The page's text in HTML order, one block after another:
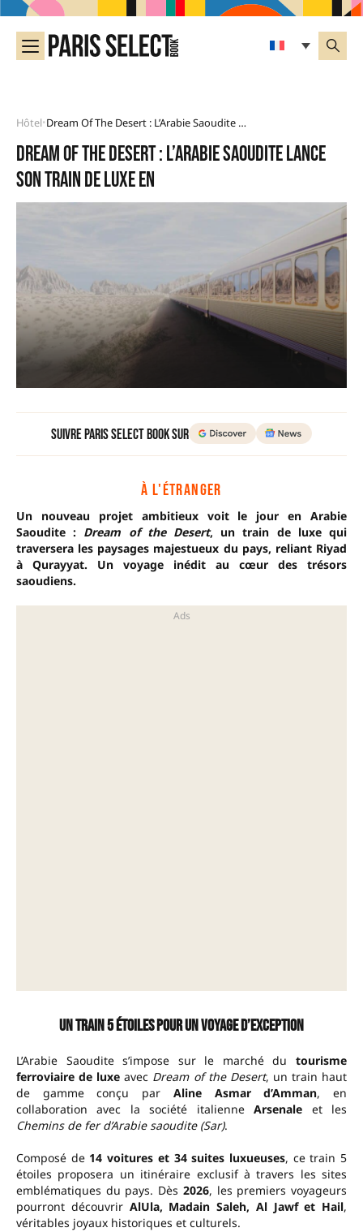
Hôtel• Dream Of The Desert : L’Arabie Saoudite Lance Son Train De Luxe En
Dream of the Desert : l’Arabie Saoudite lance
son train de luxe en
Suivre Paris Select Book sur
À L'ÉTRANGER
Un nouveau projet ambitieux voit le jour en Arabie
Saoudite : Dream of the Desert, un train de luxe qui
traversera les paysages majestueux du pays, reliant Riyad
à Qurayyat. Un voyage inédit au cœur des trésors
saoudiens.
Un train 5 étoiles pour un voyage d’exception
L’Arabie Saoudite s’impose sur le marché du tourisme
ferroviaire de luxe avec Dream of the Desert, un train haut
de gamme conçu par Aline Asmar d’Amman, en
collaboration avec la société italienneArsenale et les
Chemins de fer d’Arabie saoudite (Sar).
Composé de 14 voitures et 34 suites luxueuses, ce train 5
étoiles proposera un itinéraire exclusif à travers les sites
emblématiques du pays. Dès 2026, les premiers voyageurs
pourront découvrir AlUla, Madain Saleh, Al Jawf et Hail,
véritables joyaux historiques et culturels.